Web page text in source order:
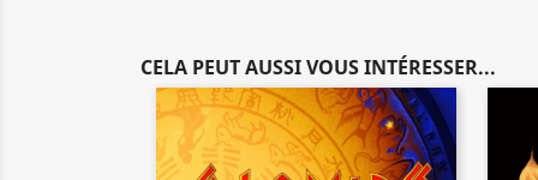
CELA PEUT AUSSI VOUS INTÉRESSER...